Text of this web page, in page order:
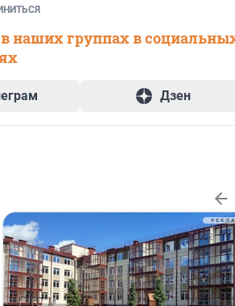
наших группах в
Дзен